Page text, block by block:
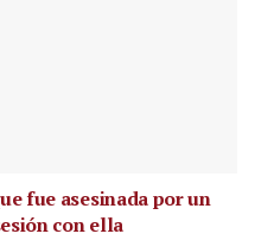
fue asesinada por un
con ella